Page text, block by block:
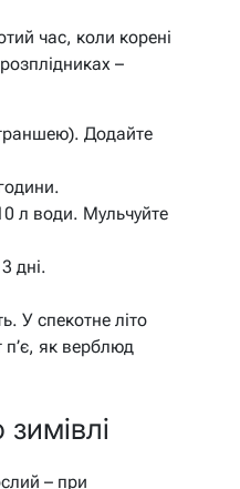
час, коли корені
–
Додайте
л води. Мульчуйте
дні.
У спекотне літо
як верблюд
– при